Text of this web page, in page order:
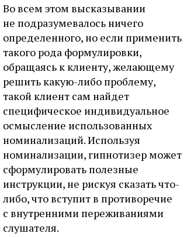
Во всем этом высказывании
не подразумевалось ничего
определенного, но если применить
такого рода формулировки,
обращаясь к клиенту, желающему
решить какую-либо проблему,
такой клиент сам найдет
специфическое индивидуальное
осмысление использованных
номинализаций. Используя
номинализации, гипнотизер может
сформулировать полезные
инструкции, не рискуя сказать что-
либо, что вступит в противоречие
с внутренними переживаниями
слушателя.